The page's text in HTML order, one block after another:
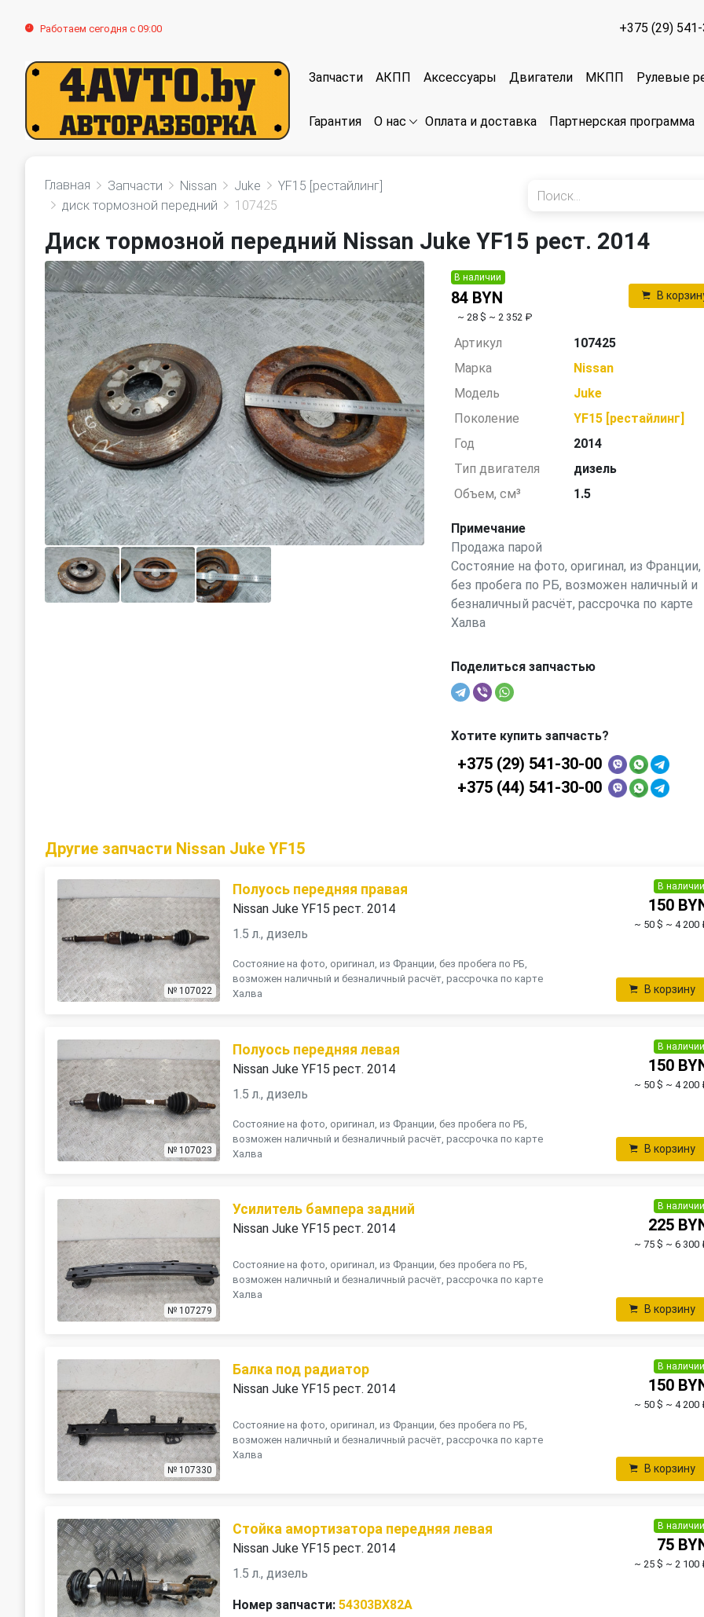
Работаем сегодня с 09:00 +375 (29)
Запчасти АКПП Аксессуары Двигатели МКПП Рулевые
Гарантия О нас Оплата и доставка Партнерская программа
Главная Запчасти Nissan Juke
YF15 [рестайлинг]
диск тормозной передний
107425
Диск тормозной передний Nissan Juke YF15 рест. 2014
В наличии
84 BYN
~ 28 $ ~ 2 352 ₽
В
Артикул
107425
Марка
Nissan
Модель
Juke
Поколение
YF15 [рестайлинг]
Год
2014
Тип двигателя
дизель
Объем, см³
1.5
Примечание
Продажа парой
Состояние на фото, оригинал, из Франции,
без пробега по РБ, возможен наличный и
безналичный расчёт, рассрочка по карте
Халва
Поделиться запчастью
Хотите купить запчасть?
+375 (29) 541-30-00
+375 (44) 541-30-00
Другие запчасти Nissan Juke YF15
№ 107022
Полуось передняя правая
Nissan Juke YF15 рест. 2014
1.5 л., дизель
Состояние на фото, оригинал, из Франции, без пробега по РБ,
возможен наличный и безналичный расчёт, рассрочка по карте
Халва
В наличии
150
~ 50 $ ~ 4 200
В корзину
№ 107023
Полуось передняя левая
Nissan Juke YF15 рест. 2014
1.5 л., дизель
Состояние на фото, оригинал, из Франции, без пробега по РБ,
возможен наличный и безналичный расчёт, рассрочка по карте
Халва
В наличии
150
~ 50 $ ~ 4 200
В корзину
№ 107279
Усилитель бампера задний
Nissan Juke YF15 рест. 2014
Состояние на фото, оригинал, из Франции, без пробега по РБ,
возможен наличный и безналичный расчёт, рассрочка по карте
Халва
В наличии
225
~ 75 $ ~ 6 300
В корзину
№ 107330
Балка под радиатор
Nissan Juke YF15 рест. 2014
Состояние на фото, оригинал, из Франции, без пробега по РБ,
возможен наличный и безналичный расчёт, рассрочка по карте
Халва
В наличии
150
~ 50 $ ~ 4 200
В корзину
Стойка амортизатора передняя левая
Nissan Juke YF15 рест. 2014
1.5 л., дизель
Номер запчасти: 54303BX82A
В наличии
75
~ 25 $ ~ 2 100